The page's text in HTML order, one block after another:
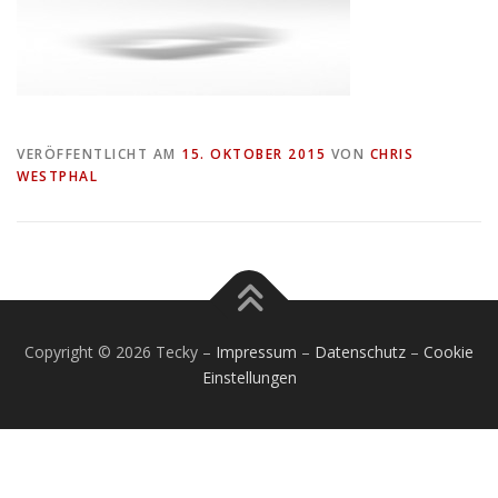
VERÖFFENTLICHT AM 15. OKTOBER 2015 VON CHRIS
WESTPHAL
Copyright © 2026 Tecky – Impressum – Datenschutz – Cookie
Einstellungen